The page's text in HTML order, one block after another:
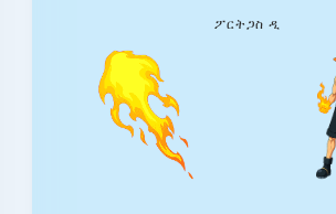
ፖርትጋስ ዲ